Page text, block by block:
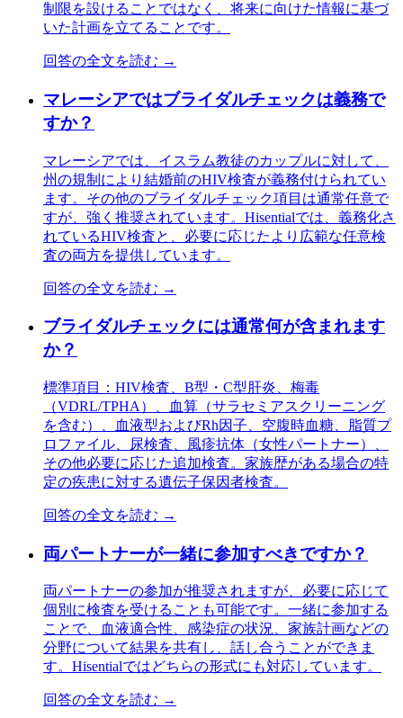
制限を設けることではなく、将来に向けた情報に基づ
いた計画を立てることです。
回答の全文を読む →
マレーシアではブライダルチェックは義務で
すか？
マレーシアでは、イスラム教徒のカップルに対して、
州の規制により結婚前のHIV検査が義務付けられてい
ます。その他のブライダルチェック項目は通常任意で
すが、強く推奨されています。Hisentialでは、義務化さ
れているHIV検査と、必要に応じたより広範な任意検
査の両方を提供しています。
回答の全文を読む →
ブライダルチェックには通常何が含まれます
か？
標準項目：HIV検査、B型・C型肝炎、梅毒
（VDRL/TPHA）、血算（サラセミアスクリーニング
を含む）、血液型およびRh因子、空腹時血糖、脂質プ
ロファイル、尿検査、風疹抗体（女性パートナー）、
その他必要に応じた追加検査。家族歴がある場合の特
定の疾患に対する遺伝子保因者検査。
回答の全文を読む →
両パートナーが一緒に参加すべきですか？
両パートナーの参加が推奨されますが、必要に応じて
個別に検査を受けることも可能です。一緒に参加する
ことで、血液適合性、感染症の状況、家族計画などの
分野について結果を共有し、話し合うことができま
す。Hisentialではどちらの形式にも対応しています。
回答の全文を読む →